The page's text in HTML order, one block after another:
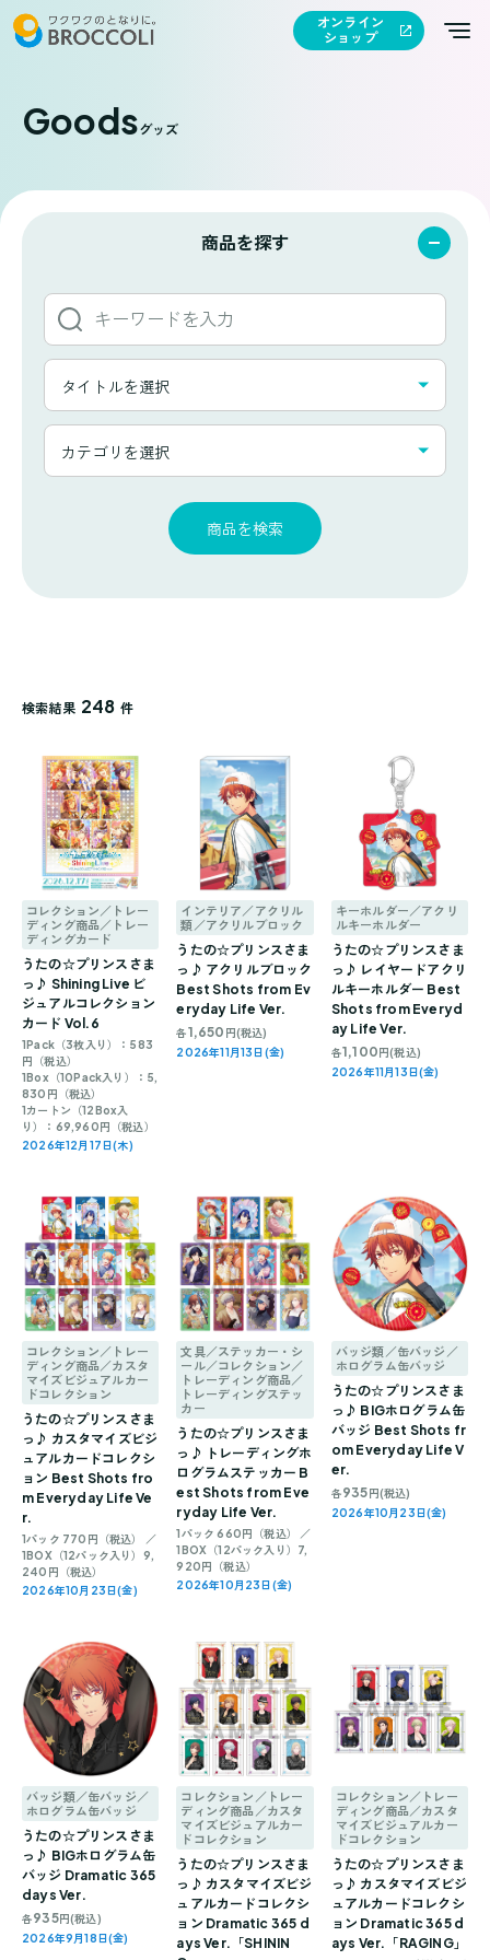
オンライン
ショップ
Goodsグッズ
商品を探す
キ
ワ
ド
か
タ
ト
一
タイトルを選択
カ
カテゴリを選択
商品を検索
検索結果 248 件
コレクション／トレー
ディング商品／トレー
ディングカード
うたの☆プリンスさま
っ♪ Shining Live ビ
ジュアルコレクション
カード Vol.6
1Pack（3枚入り）：583
円（税込）
1Box（10Pack入り）：5,
830円（税込）
1カートン（12Box入
り）：69,960円（税込）
2026年12月17日(木)
インテリア／アクリル
類／アクリルブロック
うたの☆プリンスさま
っ♪ アクリルブロック
Best Shots from Ev
eryday Life Ver.
各1,650 円(税込)
2026年11月13日(金)
キーホルダー／アクリ
ルキーホルダー
うたの☆プリンスさま
っ♪ レイヤードアクリ
ルキーホルダー Best
Shots from Everyd
ay Life Ver.
各1,100円(税込)
2026年11月13日(金)
コレクション／トレー
ディング商品／カスタ
マイズビジュアルカー
ドコレクション
うたの☆プリンスさま
っ♪ カスタマイズビジ
ュアルカードコレクシ
ョン Best Shots fro
m Everyday Life Ve
r.
1パック 770円（税込） ／
1BOX（12パック入り）9,
240円（税込）
2026年10月23日(金)
文具／ステッカー・シ
ール／コレクション／
トレーディング商品／
トレーディングステッ
カー
うたの☆プリンスさま
っ♪ トレーディングホ
ログラムステッカー B
est Shots from Eve
ryday Life Ver.
1パック 660円（税込） ／
1BOX（12パック入り）7,
920円（税込）
2026年10月23日(金)
バッジ類／缶バッジ／
ホログラム缶バッジ
うたの☆プリンスさま
っ♪ BIGホログラム缶
バッジ Best Shots fr
om Everyday Life V
er.
各935 円(税込)
2026年10月23日(金)
バッジ類／缶バッジ／
ホログラム缶バッジ
うたの☆プリンスさま
っ♪ BIGホログラム缶
バッジ Dramatic 365
days Ver.
各935円(税込)
2026年9月18日(金)
コレクション／トレー
ディング商品／カスタ
マイズビジュアルカー
ドコレクション
うたの☆プリンスさま
っ♪ カスタマイズビジ
ュアルカードコレクシ
ョン Dramatic 365 d
ays Ver.「SHININ
コレクション／トレー
ディング商品／カスタ
マイズビジュアルカー
ドコレクション
うたの☆プリンスさま
っ♪ カスタマイズビジ
ュアルカードコレクシ
ョン Dramatic 365 d
ays Ver.「RAGING」